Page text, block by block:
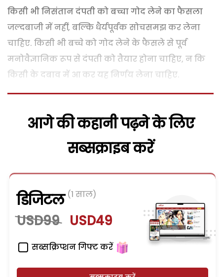
किसी भी निसंतान दंपती को बच्चा गोद लेने का फैसला
जल्दबाजी में नहीं, बल्कि धैर्यपूर्वक सोचसमझ कर लेना
चाहिए. किसी भी बच्चे को गोद लेने के फैसले से पूर्व
मनोवैज्ञानिक रूप से दंपती को तैयार होना चाहिए, न कि
किसी के दबाव में आ कर यह निर्णय लेना चाहिए.
आगे की कहानी पढ़ने के लिए
सब्सक्राइब करें
डिजिटल (1 साल)
USD99 USD49
सब्सक्रिप्शन गिफ्ट करें